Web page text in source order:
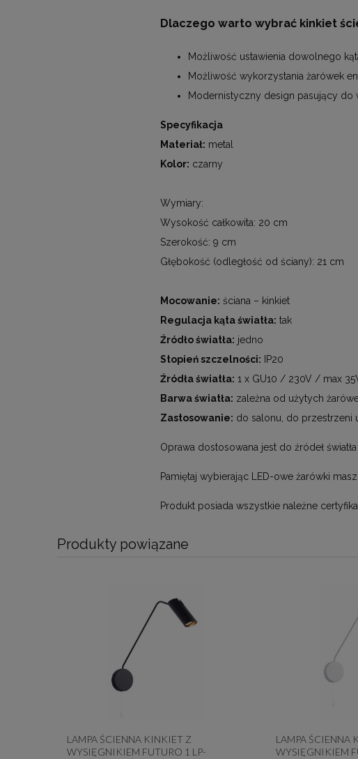
Dlaczego warto wybrać kinkiet
Możliwość ustawienia dowolnego
Możliwość wykorzystania żarówek
Modernistyczny design pasujący do
Specyfikacja
Materiał: metal
Kolor: czarny
Wymiary:
Wysokość całkowita: 20 cm
Szerokość: 9 cm
Głębokość (odległość od ściany): 21 cm
Mocowanie: ściana – kinkiet
Regulacja kąta światła: tak
Źródło światła: jedno
Stopień szczelności: IP20
Źródła światła: 1 x GU10 / 230V / max
Barwa światła: zależna od użytych
Zastosowanie: do salonu, do przestrzeni
Oprawa dostosowana jest do źródeł
Pamiętaj wybierając LED-owe żarówki
Produkt posiada wszystkie należne
Produkty powiązane
LAMPA ŚCIENNA KINKIET Z
WYSIĘGNIKIEM FUTURO 1 LP-
LAMPA ŚCIENNA
WYSIĘGNIKIEM